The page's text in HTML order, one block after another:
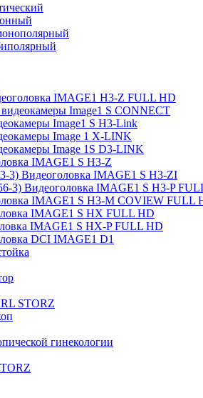
IMAGE1 H3-Z FULL HD
Image1 S CONNECT
Image1 S H3-Link
Image 1 X-LINK
Image 1S D3-LINK
IMAGE1 S H3-Z
3) Видеоголовка IMAGE1 S H3-ZI
3) Видеоголовка IMAGE1 S H3-P
IMAGE1 S H3-M COVIEW FULL
IMAGE1 S HX FULL HD
IMAGE1 S HX-P FULL HD
DCI IMAGE1 D1
STORZ
гинекологии